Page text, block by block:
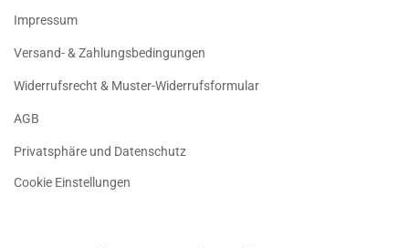
Impressum
Versand- & Zahlungsbedingungen
Widerrufsrecht & Muster-Widerrufsformular
AGB
Privatsphäre und Datenschutz
Cookie Einstellungen